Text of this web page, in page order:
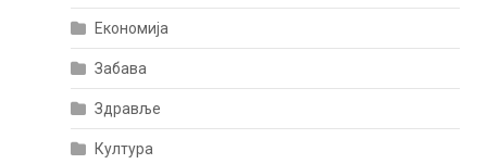
Економија
Забава
Здравље
Култура